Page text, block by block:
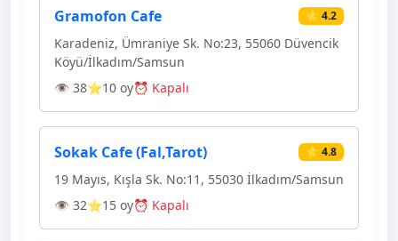
Gramofon Cafe ⭐ 4.2
Karadeniz, Ümraniye Sk. No:23, 55060 Düvencik
Köyü/İlkadım/Samsun
👁 38⭐10 oy⏰ Kapalı
Sokak Cafe (Fal,Tarot) ⭐ 4.8
19 Mayıs, Kışla Sk. No:11, 55030 İlkadım/Samsun
👁 32⭐15 oy⏰ Kapalı